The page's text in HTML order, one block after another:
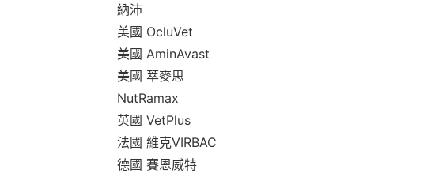
納沛
美國 OcluVet
美國 AminAvast
美國 萃麥思
NutRamax
英國 VetPlus
法國 維克VIRBAC
德國 賽恩威特